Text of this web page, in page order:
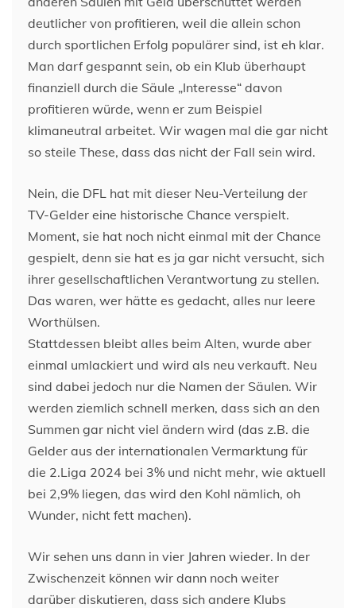
deutlicher von profitieren, weil die allein schon
durch sportlichen Erfolg populärer sind, ist eh klar.
Man darf gespannt sein, ob ein Klub überhaupt
finanziell durch die Säule „Interesse“ davon
profitieren würde, wenn er zum Beispiel
klimaneutral arbeitet. Wir wagen mal die gar nicht
so steile These, dass das nicht der Fall sein wird.
Nein, die DFL hat mit dieser Neu-Verteilung der
TV-Gelder eine historische Chance verspielt.
Moment, sie hat noch nicht einmal mit der Chance
gespielt, denn sie hat es ja gar nicht versucht, sich
ihrer gesellschaftlichen Verantwortung zu stellen.
Das waren, wer hätte es gedacht, alles nur leere
Worthülsen.
Stattdessen bleibt alles beim Alten, wurde aber
einmal umlackiert und wird als neu verkauft. Neu
sind dabei jedoch nur die Namen der Säulen. Wir
werden ziemlich schnell merken, dass sich an den
Summen gar nicht viel ändern wird (das z.B. die
Gelder aus der internationalen Vermarktung für
die 2.Liga 2024 bei 3% und nicht mehr, wie aktuell
bei 2,9% liegen, das wird den Kohl nämlich, oh
Wunder, nicht fett machen).
Wir sehen uns dann in vier Jahren wieder. In der
Zwischenzeit können wir dann noch weiter
darüber diskutieren, dass sich andere Klubs